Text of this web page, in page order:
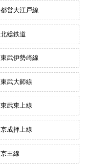
都営大江戸線
北総鉄道
東武伊勢崎線
東武大師線
東武東上線
京成押上線
京王線